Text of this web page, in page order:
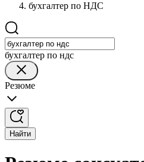
бухгалтер по НДС
бухгалтер по ндс
Резюме
Найти